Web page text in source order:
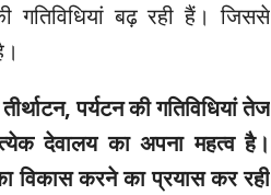
गतिविधियां बढ़ रही हैं। जिससे
पर्यटन की गतिविधियां तेज
देवालय का अपना महत्व है।
विकास करने का प्रयास कर रही